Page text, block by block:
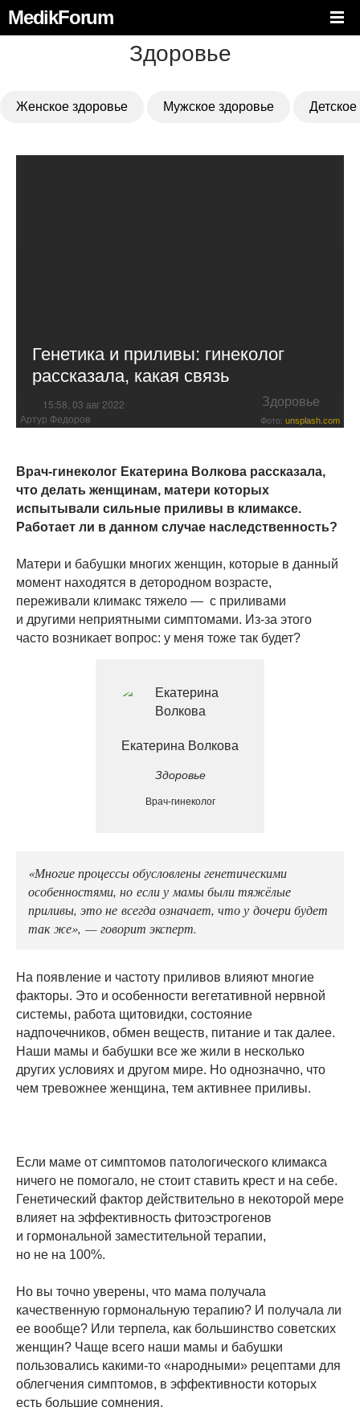
MedikForum
Здоровье
Женское здоровье Мужское здоровье
Генетика и приливы: гинеколог
рассказала, какая связь
15:58, 03 авг 2022 Здоровье
Артур Федоров Фото: unsplash.com
Врач-гинеколог Екатерина Волкова рассказала,
что делать женщинам, матери которых
испытывали сильные приливы в климаксе.
Работает ли в данном случае наследственность?
Матери и бабушки многих женщин, которые в данный
момент находятся в детородном возрасте,
переживали климакс тяжело — с приливами
и другими неприятными симптомами. Из-за этого
часто возникает вопрос: у меня тоже так будет?
Екатерина Волкова
Здоровье
Врач-гинеколог
«Многие процессы обусловлены генетическими
особенностями, но если у мамы были тяжёлые
приливы, это не всегда означает, что у дочери будет
так же», — говорит эксперт.
На появление и частоту приливов влияют многие
факторы. Это и особенности вегетативной нервной
системы, работа щитовидки, состояние
надпочечников, обмен веществ, питание и так далее.
Наши мамы и бабушки все же жили в несколько
других условиях и другом мире. Но однозначно, что
чем тревожнее женщина, тем активнее приливы.
Если маме от симптомов патологического климакса
ничего не помогало, не стоит ставить крест и на себе.
Генетический фактор действительно в некоторой мере
влияет на эффективность фитоэстрогенов
и гормональной заместительной терапии,
но не на 100%.
Но вы точно уверены, что мама получала
качественную гормональную терапию? И получала ли
ее вообще? Или терпела, как большинство советских
женщин? Чаще всего наши мамы и бабушки
пользовались какими-то «народными» рецептами для
облегчения симптомов, в эффективности которых
есть большие сомнения.